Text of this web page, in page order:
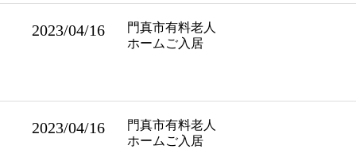
2023/04/16
門真市有料老人
ホームご入居
2023/04/16
門真市有料老人
ホームご入居